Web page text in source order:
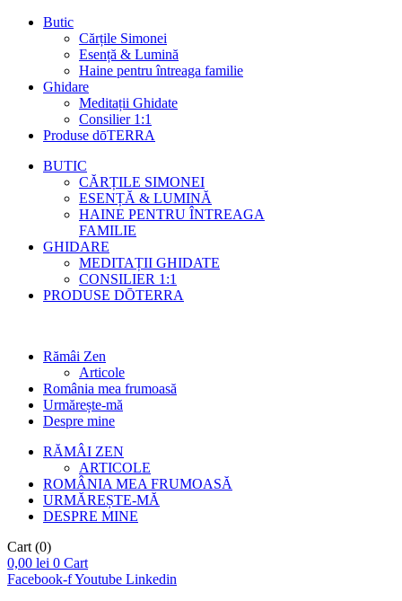
Butic
Cărțile Simonei
Esență & Lumină
Haine pentru întreaga familie
Ghidare
Meditații Ghidate
Consilier 1:1
Produse dōTERRA
BUTIC
CĂRȚILE SIMONEI
ESENȚĂ & LUMINĂ
HAINE PENTRU ÎNTREAGA
FAMILIE
GHIDARE
MEDITAȚII GHIDATE
CONSILIER 1:1
PRODUSE DŌTERRA
Rămâi Zen
Articole
România mea frumoasă
Urmărește-mă
Despre mine
RĂMÂI ZEN
ARTICOLE
ROMÂNIA MEA FRUMOASĂ
URMĂREȘTE-MĂ
DESPRE MINE
Cart (0)
0,00 lei 0 Cart
Facebook-fYoutube Linkedin